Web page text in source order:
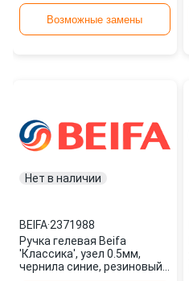
Возможные замены
Нет в наличии
BEIFA·2371988
Ручка гелевая Beifa
'Классика', узел 0.5мм,
чернила синие, резиновый